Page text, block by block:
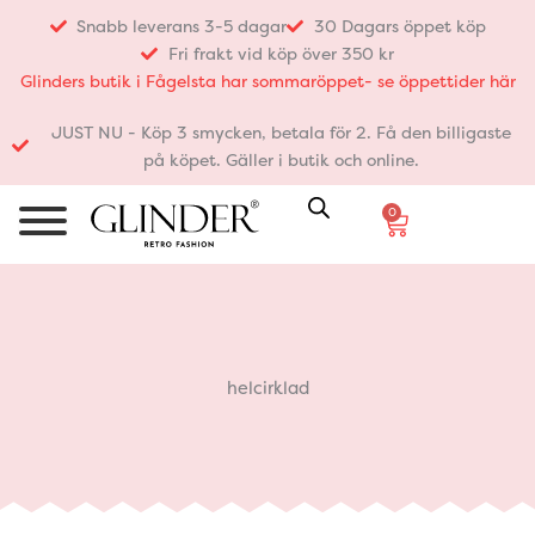
innehåll
Snabb leverans 3-5 dagar
30 Dagars öppet köp
Fri frakt vid köp över 350 kr
Glinders butik i Fågelsta har sommaröppet- se öppettider här
JUST NU - Köp 3 smycken, betala för 2. Få den billigaste
på köpet. Gäller i butik och online.
0
Varukorg
helcirklad